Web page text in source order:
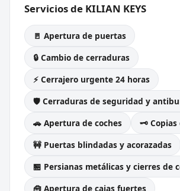
Servicios de KILIAN KEYS
🚪 Apertura de puertas
🔒 Cambio de cerraduras
⚡ Cerrajero urgente 24 horas
🛡️ Cerraduras de seguridad y
🚗 Apertura de coches
🗝️ Copias
🚧 Puertas blindadas y acorazadas
🏪 Persianas metálicas y cierres de
🧰 Apertura de cajas fuertes